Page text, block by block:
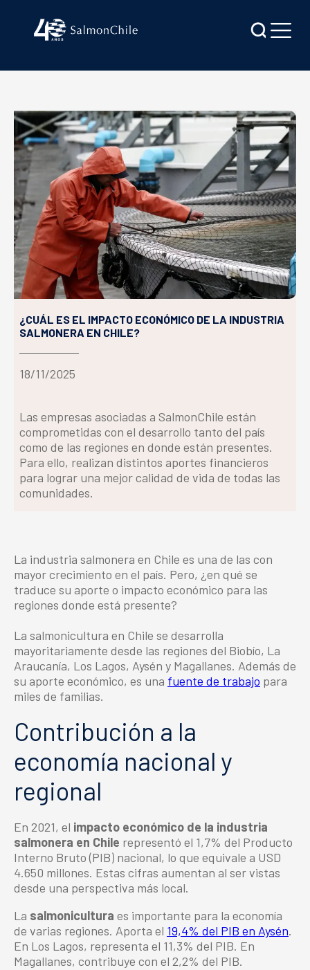
¿CUÁL ES EL IMPACTO ECONÓMICO DE LA INDUSTRIA
SALMONERA EN CHILE?
18/11/2025
Las empresas asociadas a SalmonChile están
comprometidas con el desarrollo tanto del país
como de las regiones en donde están presentes.
Para ello, realizan distintos aportes financieros
para lograr una mejor calidad de vida de todas las
comunidades.
La industria salmonera en Chile es una de las con
mayor crecimiento en el país. Pero, ¿en qué se
traduce su aporte o impacto económico para las
regiones donde está presente?
La salmonicultura en Chile se desarrolla
mayoritariamente desde las regiones del Biobío, La
Araucanía, Los Lagos, Aysén y Magallanes. Además de
su aporte económico, es una fuente de trabajo para
miles de familias.
Contribución a la
economía nacional y
regional
En 2021, el impacto económico de la industria
salmonera en Chile representó el 1,7% del Producto
Interno Bruto (PIB) nacional, lo que equivale a USD
4.650 millones. Estas cifras aumentan al ser vistas
desde una perspectiva más local.
La salmonicultura es importante para la economía
de varias regiones. Aporta el 19,4% del PIB en Aysén.
En Los Lagos, representa el 11,3% del PIB. En
Magallanes, contribuye con el 2,2% del PIB.